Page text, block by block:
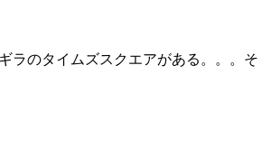
ラのタイムズスクエアがある。。。そ